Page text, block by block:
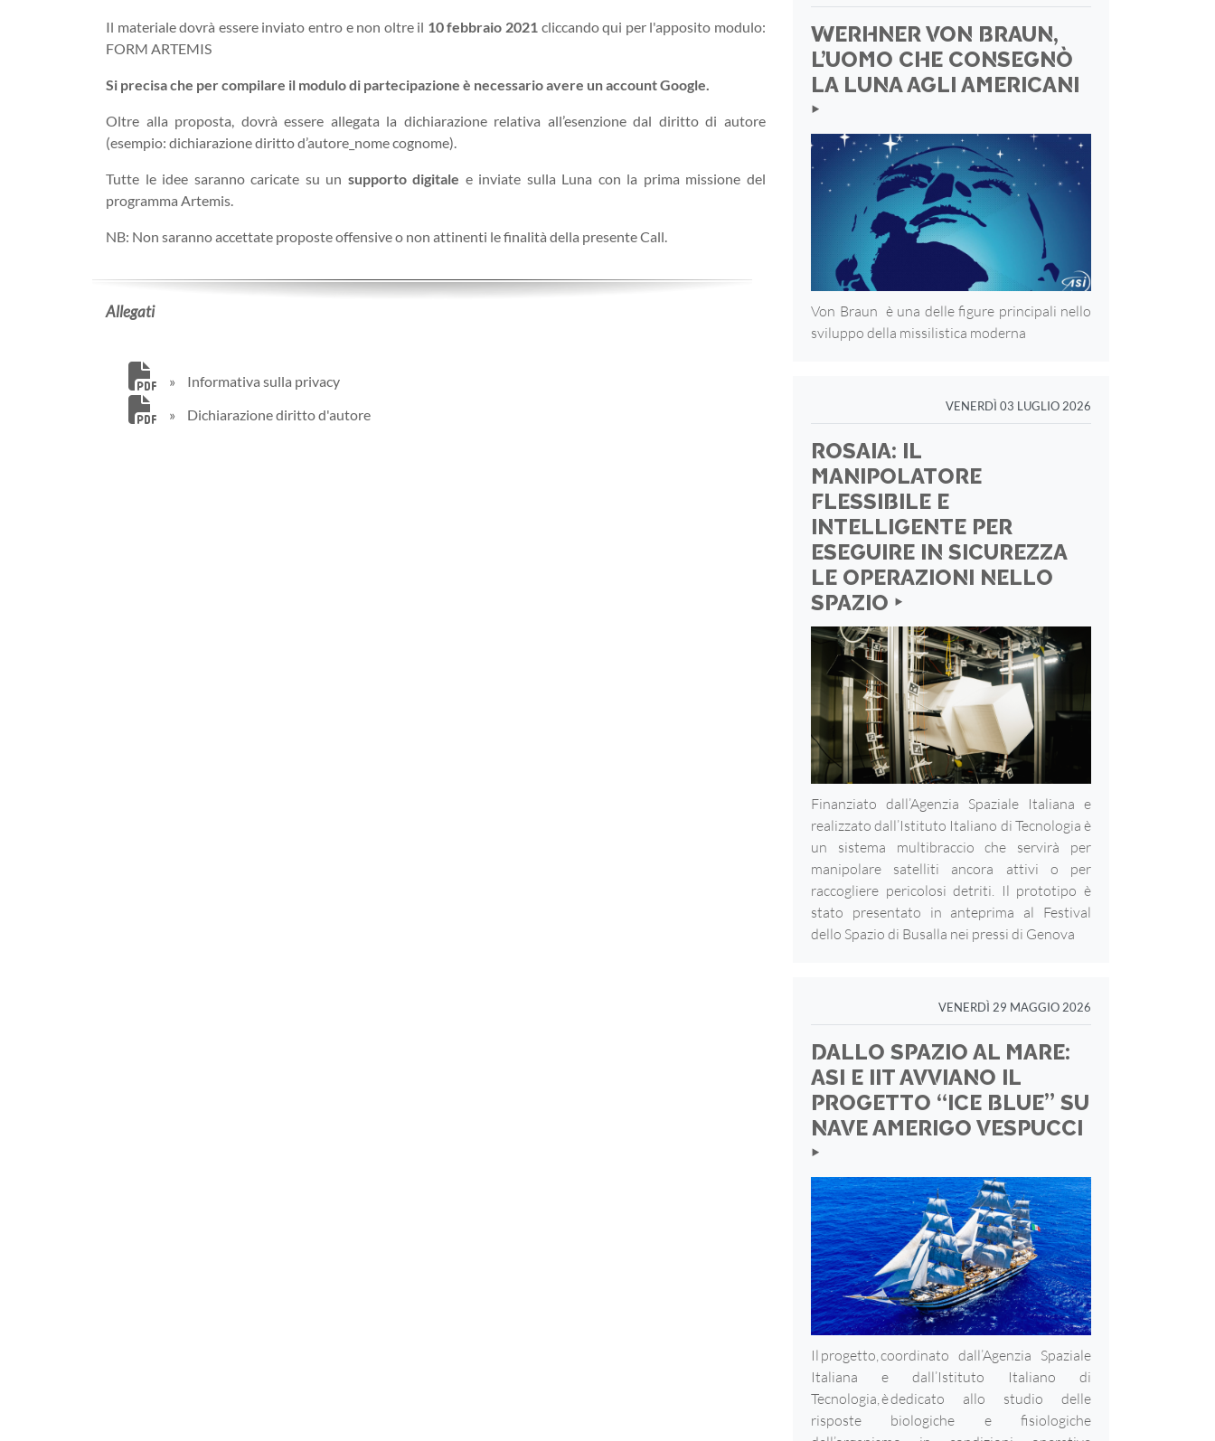
Il materiale dovrà essere inviato entro e non oltre il 10 febbraio 2021 cliccando qui per l'apposito modulo:
FORM ARTEMIS
Si precisa che per compilare il modulo di partecipazione è necessario avere un account Google.
Oltre alla proposta, dovrà essere allegata la dichiarazione relativa all’esenzione dal diritto di autore
(esempio: dichiarazione diritto d’autore_nome cognome).
Tutte le idee saranno caricate su un supporto digitale e inviate sulla Luna con la prima missione del
programma Artemis.
NB: Non saranno accettate proposte offensive o non attinenti le finalità della presente Call.
Allegati
»
Informativa sulla privacy
»
Dichiarazione diritto d'autore
WERHNER VON BRAUN,
L’UOMO CHE CONSEGNÒ
LA LUNA AGLI AMERICANI
‣
Von Braun è una delle figure principali nello
sviluppo della missilistica moderna
VENERDÌ 03 LUGLIO 2026
ROSAIA: IL
MANIPOLATORE
FLESSIBILE E
INTELLIGENTE PER
ESEGUIRE IN SICUREZZA
LE OPERAZIONI NELLO
SPAZIO ‣
Finanziato dall’Agenzia Spaziale Italiana e
realizzato dall’Istituto Italiano di Tecnologia è
un sistema multibraccio che servirà per
manipolare satelliti ancora attivi o per
raccogliere pericolosi detriti. Il prototipo è
stato presentato in anteprima al Festival
dello Spazio di Busalla nei pressi di Genova
VENERDÌ 29 MAGGIO 2026
DALLO SPAZIO AL MARE:
ASI E IIT AVVIANO IL
PROGETTO “ICE BLUE” SU
NAVE AMERIGO VESPUCCI
‣
Il progetto, coordinato dall’Agenzia Spaziale
Italiana e dall’Istituto Italiano di
Tecnologia, è dedicato allo studio delle
risposte biologiche e fisiologiche